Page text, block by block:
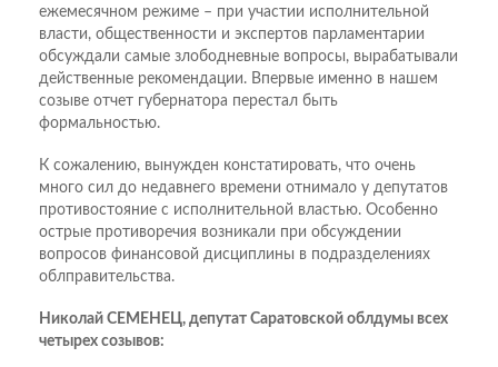
ежемесячном режиме – при участии исполнительной
власти, общественности и экспертов парламентарии
обсуждали самые злободневные вопросы, вырабатывали
действенные рекомендации. Впервые именно в нашем
созыве отчет губернатора перестал быть
формальностью.
К сожалению, вынужден констатировать, что очень
много сил до недавнего времени отнимало у депутатов
противостояние с исполнительной властью. Особенно
острые противоречия возникали при обсуждении
вопросов финансовой дисциплины в подразделениях
облправительства.
Николай СЕМЕНЕЦ, депутат Саратовской облдумы всех
четырех созывов: